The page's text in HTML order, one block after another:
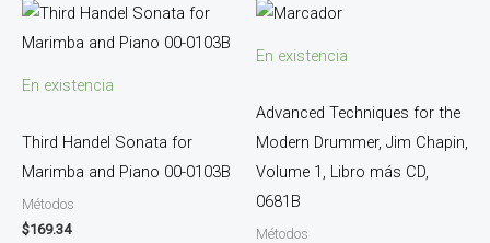
En existencia
Third Handel Sonata for
Marimba and Piano 00-0103B
Métodos
$169.34
En existencia
Advanced Techniques for the
Modern Drummer, Jim Chapin,
Volume 1, Libro más CD,
0681B
Métodos